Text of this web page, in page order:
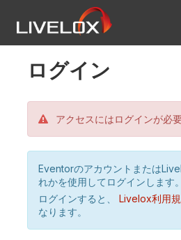
ログイン
アクセスにはログインが必要
Eventorのアカウントまたは
れかを使用してログインします。
ログインすると、
Livelox利用
なります。